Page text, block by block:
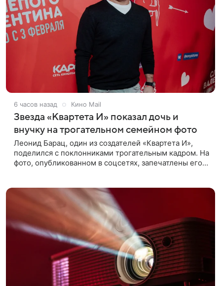
6 часов назад Кино Mail
Звезда «Квартета И» показал дочь и
внучку на трогательном семейном фото
Леонид Барац, один из создателей «Квартета И»,
поделился с поклонниками трогательным кадром. На
фото, опубликованном в соцсетях, запечатлены его